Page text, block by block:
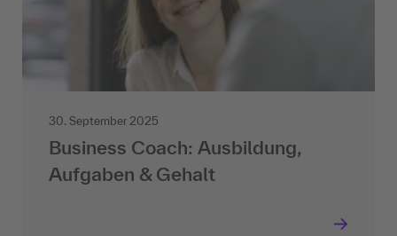
30. September 2025
Business Coach: Ausbildung,
Aufgaben & Gehalt